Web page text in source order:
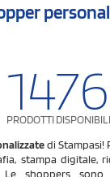
1476
PRODOTTI DISPONIBILI
di Stampasi!
stampa digitale,
Le shoppers